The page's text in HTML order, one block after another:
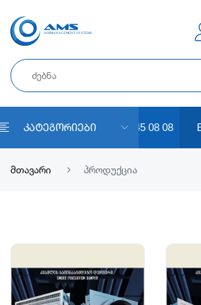
Კატეგორიები+ 995 591 45 08 08
მთავარი პროდუქცია